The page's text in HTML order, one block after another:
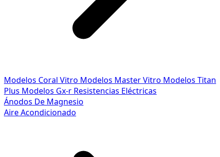
Modelos Coral Vitro Modelos Master Vitro Modelos Titan
Plus Modelos Gx-r Resistencias Eléctricas
Ánodos De Magnesio
Aire Acondicionado